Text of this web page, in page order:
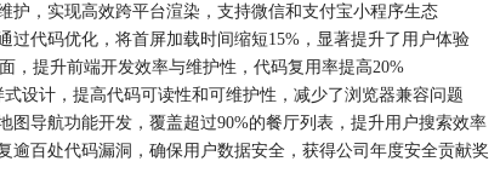
护，实现高效跨平台渲染，支持微信和支付宝小程序生态
过代码优化，将首屏加载时间缩短15%，显著提升了用户体验
，提升前端开发效率与维护性，代码复用率提高20%
式设计，提高代码可读性和可维护性，减少了浏览器兼容问题
图导航功能开发，覆盖超过90%的餐厅列表，提升用户搜索效率
逾百处代码漏洞，确保用户数据安全，获得公司年度安全贡献奖